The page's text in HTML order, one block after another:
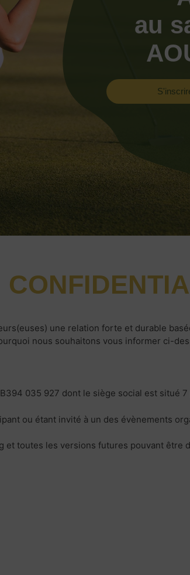
au
une relation forte et durable
nous souhaitons vous informer ci-
035 927 dont le siège social est situé
ou étant invité à un des évènements
toutes les versions futures pouvant être